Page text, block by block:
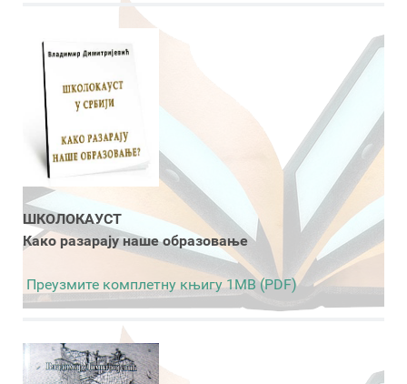
ШКОЛОКАУСТ
Како разарају наше образовање
Преузмите комплетну књигу 1MB (PDF)